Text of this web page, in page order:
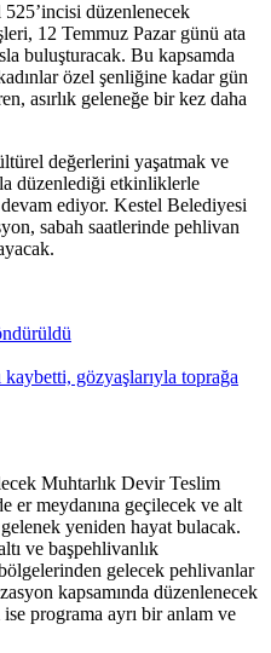
düzenlenecek
12 Temmuz Pazar günü ata
buluşturacak. Bu kapsamda
özel şenliğine kadar gün
asırlık geleneğe bir kez daha
değerlerini yaşatmak ve
düzenlediği etkinliklerle
ediyor. Kestel Belediyesi
sabah saatlerinde pehlivan
gözyaşlarıyla toprağa
Muhtarlık Devir Teslim
er meydanına geçilecek ve alt
yeniden hayat bulacak.
ve başpehlivanlık
gelecek pehlivanlar
kapsamında düzenlenecek
programa ayrı bir anlam ve